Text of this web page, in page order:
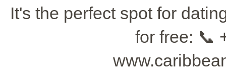
It's the perfect spot for
for free: 📞